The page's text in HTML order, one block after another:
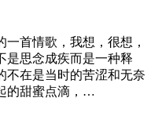
首情歌，我想，很想，
是思念成疾而是一种释
不在是当时的苦涩和无奈
的甜蜜点滴，…